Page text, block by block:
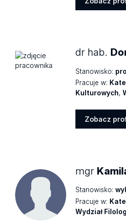
dr hab.
Stanowisko:
Pracuje w:
Kulturowych,
Zobacz
mgr
Stanowisko:
Pracuje w:
Wydział